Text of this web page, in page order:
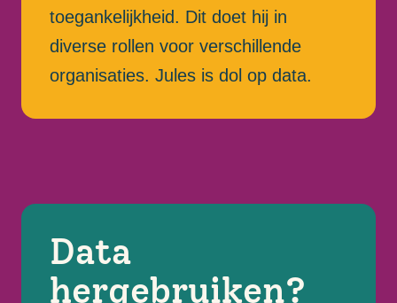
toegankelijkheid. Dit doet hij in
diverse rollen voor verschillende
organisaties. Jules is dol op data.
Data
hergebruiken?